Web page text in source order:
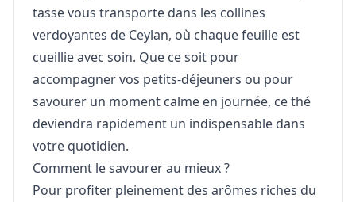
tasse vous transporte dans les collines
verdoyantes de Ceylan, où chaque feuille est
cueillie avec soin. Que ce soit pour
accompagner vos petits-déjeuners ou pour
savourer un moment calme en journée, ce thé
deviendra rapidement un indispensable dans
votre quotidien.
Comment le savourer au mieux ?
Pour profiter pleinement des arômes riches du